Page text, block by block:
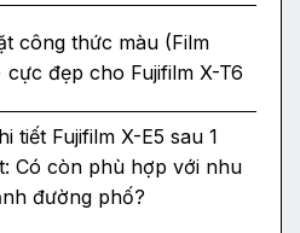
công thức màu (Film
cực đẹp cho Fujifilm X-T6
tiết Fujifilm X-E5 sau 1
Có còn phù hợp với nhu
đường phố?